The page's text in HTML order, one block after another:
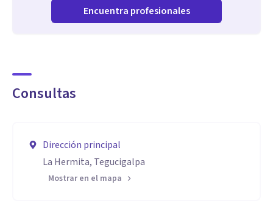
Encuentra profesionales
Consultas
Dirección principal
La Hermita, Tegucigalpa
Mostrar en el mapa